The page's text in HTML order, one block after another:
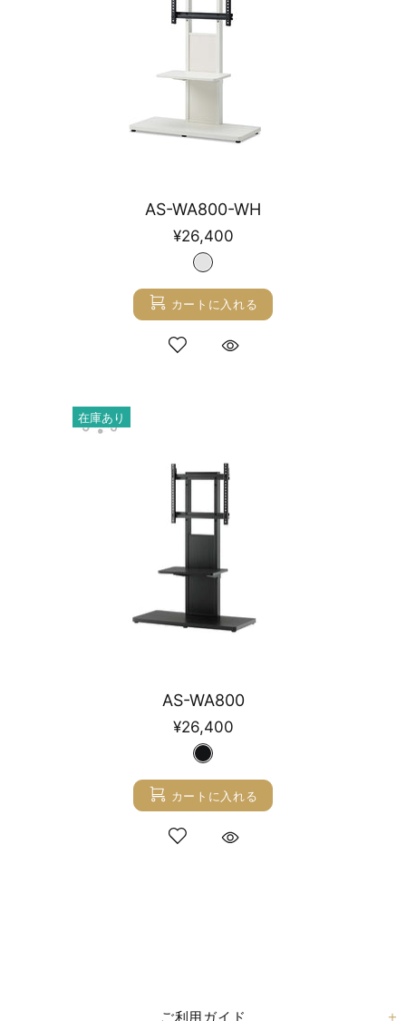
AS-WA800-WH
¥26,400
カートに入れる
在庫あり
AS-WA800
¥26,400
カートに入れる
ご利用ガイド